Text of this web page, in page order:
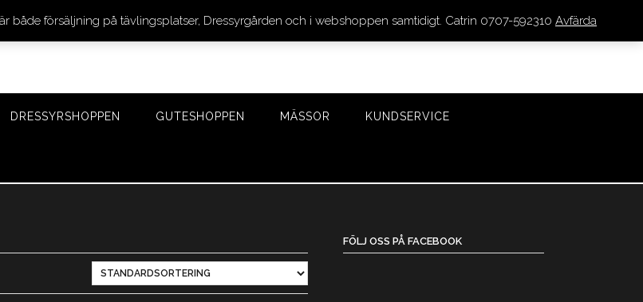
DRESSYRSHOPPEN GUTESHOPPEN MÄSSOR KUNDSERVICE
FÖLJ OSS PÅ FACEBOOK
både försäljning på tävlingsplatser, Dressyrgården och i webshoppen samtidigt. Catrin 0707-592310 Avfärda